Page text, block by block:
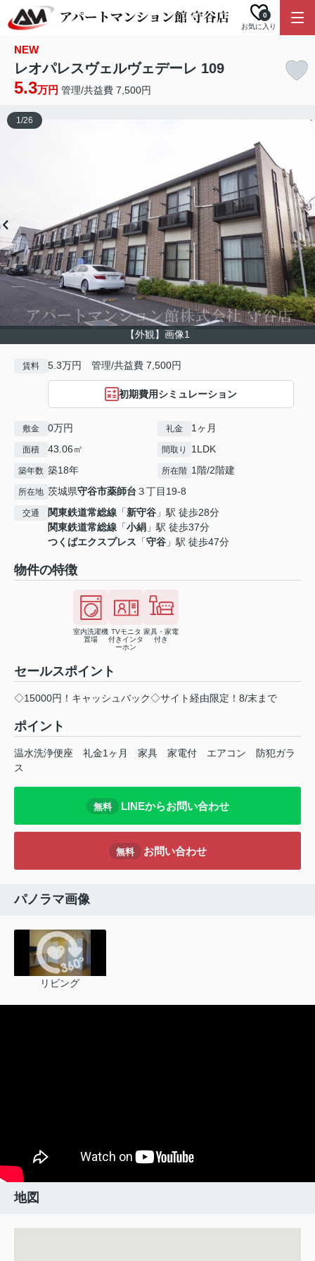
お気に入り
0
NEW
レオパレスヴェルヴェデーレ 109
5.3万円 管理/共益費 7,500円
【外観】画像1
1/26
賃料 5.3万円 管理/共益費 7,500円
初期費用シミュレーション
敷金 0万円 礼金 1ヶ月
面積 43.06㎡ 間取り 1LDK
築年数 築18年 所在階 1階/2階建
所在地 茨城県守谷市薬師台 ３丁目19-8
交通 関東鉄道常総線 「新守谷 」駅 徒歩28分
関東鉄道常総線 「小絹 」駅 徒歩37分
つくばエクスプレス 「守谷 」駅 徒歩47分
物件の特徴
室内洗濯機
置場
TVモニタ
付きインタ
ーホン
家具・家電
付き
セールスポイント
◇15000円！キャッシュバック◇サイト経由限定！8/末まで
ポイント
温水洗浄便座 礼金1ヶ月 家具 家電付 エアコン
防犯ガラ
ス
無料 LINEからお問い合わせ
無料 お問い合わせ
パノラマ画像
リビング
地図